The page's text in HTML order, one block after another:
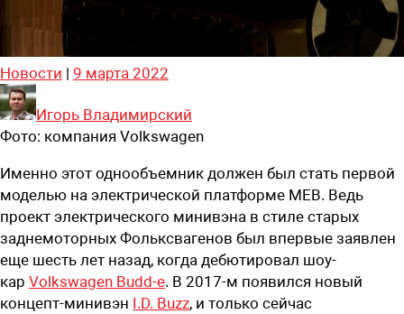
Новости | 9 марта 2022
Игорь Владимирский
Фото: компания Volkswagen
Именно этот однообъемник должен был стать первой
моделью на электрической платформе MEB. Ведь
проект электрического минивэна в стиле старых
заднемоторных Фольксвагенов был впервые заявлен
еще шесть лет назад, когда дебютировал шоу-
кар Volkswagen Budd-e. В 2017-м появился новый
концепт-минивэн I.D. Buzz, и только сейчас